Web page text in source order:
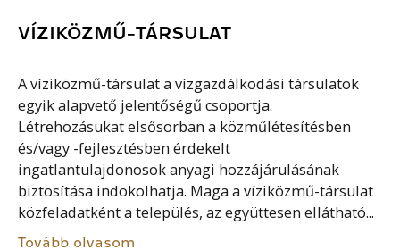
VÍZIKÖZMŰ-TÁRSULAT
A víziközmű-társulat a vízgazdálkodási társulatok
egyik alapvető jelentőségű csoportja.
Létrehozásukat elsősorban a közműlétesítésben
és/vagy -fejlesztésben érdekelt
ingatlantulajdonosok anyagi hozzájárulásának
biztosítása indokolhatja. Maga a víziközmű-társulat
közfeladatként a település, az együttesen ellátható...
Tovább olvasom